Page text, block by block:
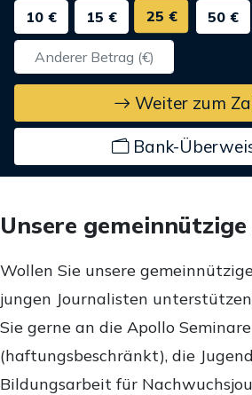
10 €
15 € 25 € 50 €
Weiter zum
Bank-
Unsere
Wollen Sie unsere
jungen Journalisten
Sie gerne an die Apollo
(haftungsbeschränkt), die
Bildungsarbeit für